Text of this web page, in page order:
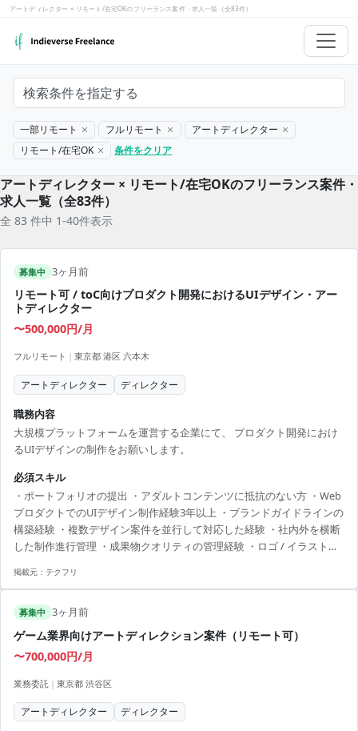
アートディレクター × リモート/在宅OKのフリーランス案件・求人一覧（全83件）
検索条件を指定する
一部リモート フルリモート
アートディレクター
リモート/在宅OK
条件をクリア
アートディレクター × リモート/在宅OKのフリーランス案件・
求人一覧（全83件）
全 83 件中 1-40件表示
募集中 3ヶ月前
リモート可 / toC向けプロダクト開発におけるUIデザイン・アー
トディレクター
〜500,000円/月
フルリモート | 東京都 港区 六本木
アートディレクター ディレクター
職務内容
大規模プラットフォームを運営する企業にて、 プロダクト開発におけ
るUIデザインの制作をお願いします。
必須スキル
・ポートフォリオの提出 ・アダルトコンテンツに抵抗のない方 ・Web
プロダクトでのUIデザイン制作経験3年以上 ・ブランドガイドラインの
構築経験 ・複数デザイン案件を並行して対応した経験 ・社内外を横断
した制作進行管理 ・成果物クオリティの管理経験 ・ロゴ / イラストの
掲載元： テクフリ
募集中 3ヶ月前
ゲーム業界向けアートディレクション案件（リモート可）
〜700,000円/月
業務委託 | 東京都 渋谷区
アートディレクター ディレクター